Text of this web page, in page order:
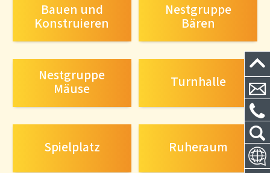
Bauen und
Konstruieren
Nestgruppe
Bären
Nestgruppe
Mäuse Turnhalle
Spielplatz Ruheraum